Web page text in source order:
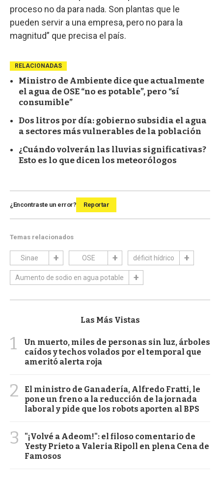
proceso no da para nada. Son plantas que le
pueden servir a una empresa, pero no para la
magnitud” que precisa el país.
RELACIONADAS
Ministro de Ambiente dice que actualmente
el agua de OSE “no es potable”, pero “sí
consumible”
Dos litros por día: gobierno subsidia el agua
a sectores más vulnerables de la población
¿Cuándo volverán las lluvias significativas?
Esto es lo que dicen los meteorólogos
¿Encontraste un error? Reportar
Temas relacionados
Sinae OSE déficit hídrico
Aumento de sodio en agua potable
Las Más Vistas
1
Un muerto, miles de personas sin luz, árboles
caídos y techos volados por el temporal que
ameritó alerta roja
2
El ministro de Ganadería, Alfredo Fratti, le
pone un freno a la reducción de la jornada
laboral y pide que los robots aporten al BPS
3
"¡Volvé a Adeom!": el filoso comentario de
Yesty Prieto a Valeria Ripoll en plena Cena de
Famosos